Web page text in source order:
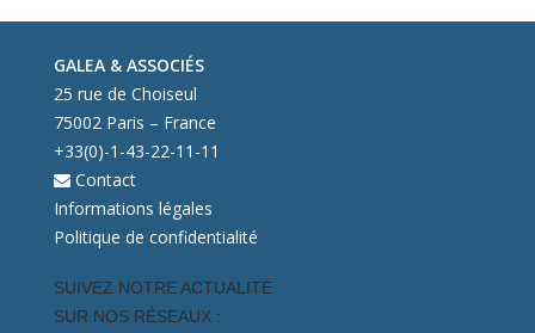
GALEA & ASSOCIÉS
25 rue de Choiseul
75002 Paris – France
+33(0)-1-43-22-11-11
Contact
Informations légales
Politique de confidentialité
SUIVEZ NOTRE ACTUALITÉ
SUR NOS RÉSEAUX :